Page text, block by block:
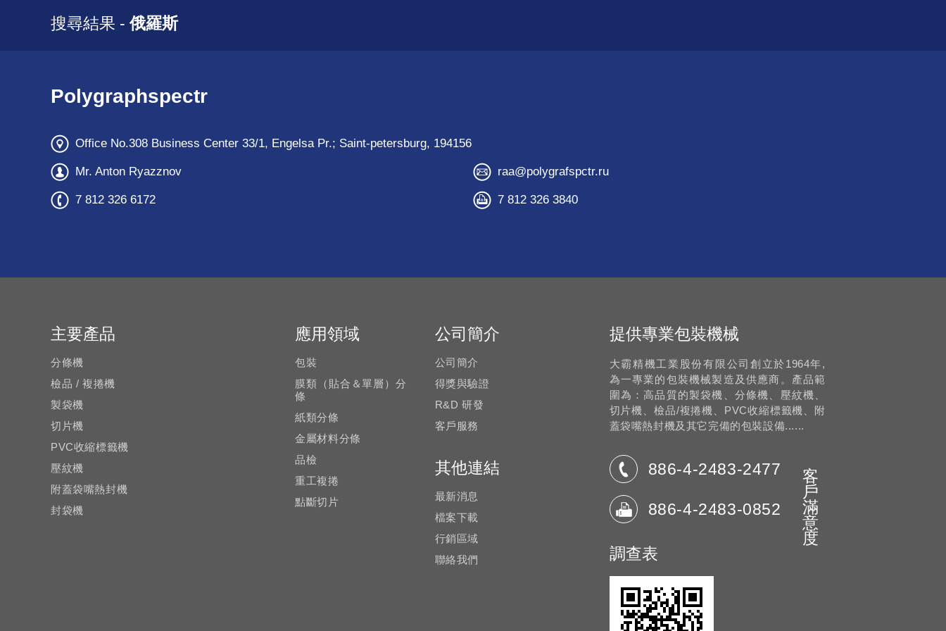
搜尋結果 -俄羅斯
Polygraphspectr
Office No.308 Business Center 33/1, Engelsa Pr.; Saint-petersburg, 194156
Mr. Anton Ryazznov raa@polygrafspctr.ru
7 812 326 6172 7 812 326 3840
主要產品
分條機
檢品 / 複捲機
製袋機
切片機
PVC收縮標籤機
壓紋機
附蓋袋嘴熱封機
封袋機
應用領域
包裝
膜類（貼合＆單層）分
條
紙類分條
金屬材料分條
品檢
重工複捲
點斷切片
公司簡介
公司簡介
得獎與驗證
R&D 研發
客戶服務
其他連結
最新消息
檔案下載
行銷區域
聯絡我們
提供專業包裝機械
大霸精機工業股份有限公司創立於1964年,
為一專業的包裝機械製造及供應商。產品範
圍為：高品質的製袋機、分條機、壓紋機、
切片機、檢品/複捲機、PVC收縮標籤機、附
蓋袋嘴熱封機及其它完備的包裝設備......
886-4-2483-2477
886-4-2483-0852
客
戶
滿
意
度
調查表